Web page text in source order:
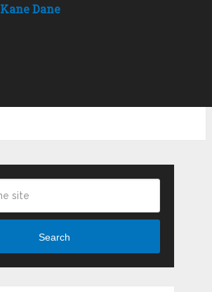
Kane Dane
Search